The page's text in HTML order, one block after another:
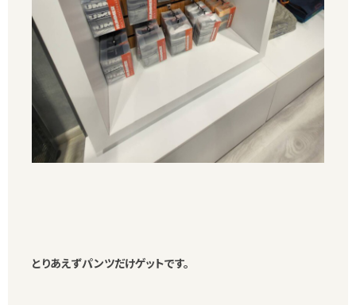
とりあえずパンツだけゲットです。